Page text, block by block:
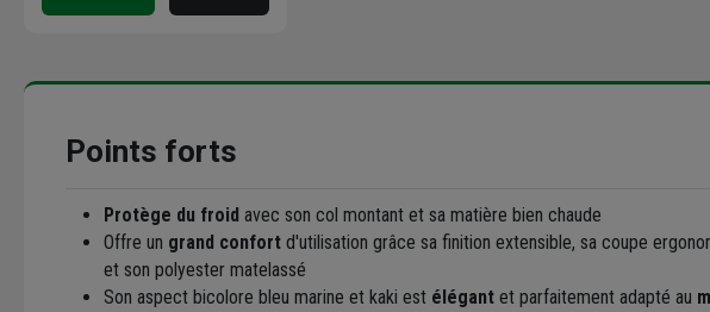
Points forts
Protège du froid avec son col montant et sa matière bien chaude
Offre un grand confort d'utilisation grâce sa finition extensible, sa coupe
et son polyester matelassé
Son aspect bicolore bleu marine et kaki est élégant et parfaitement adapté au